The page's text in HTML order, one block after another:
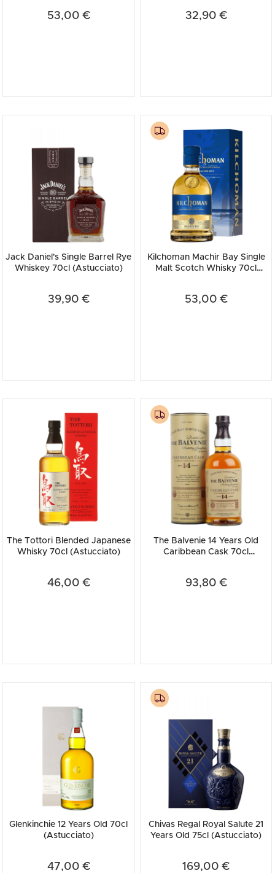
53,00 € 32,90 €
Jack Daniel's Single Barrel Rye
Whiskey 70cl (Astucciato)
39,90 €
Kilchoman Machir Bay Single
Malt Scotch Whisky 70cl
53,00 €
The Tottori Blended Japanese
Whisky 70cl (Astucciato)
46,00 €
The Balvenie 14 Years Old
Caribbean Cask 70cl
93,80 €
Glenkinchie 12 Years Old 70cl
(Astucciato)
47,00 €
Chivas Regal Royal Salute 21
Years Old 75cl (Astucciato)
169,00 €